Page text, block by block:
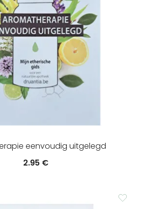
eenvoudig uitgelegd
2.95 €